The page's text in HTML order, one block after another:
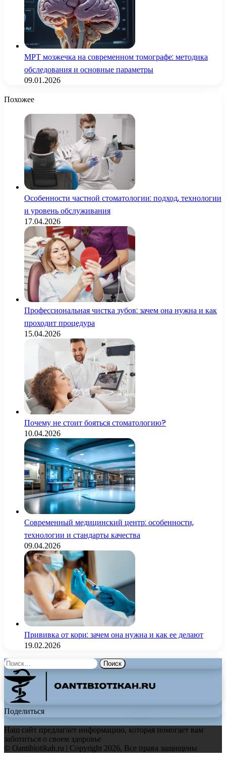
МРТ мозжечка на современном томографе: методика
обследования и основные параметры
09.01.2026
Похожее
Особенности частной стоматологии: подход, технологии
и уровень обслуживания
17.04.2026
Профессиональная чистка зубов: зачем она нужна и как
проходит процедура
15.04.2026
Почему не стоит бояться стоматологию?
10.04.2026
Современный медицинский центр: особенности,
технологии и стандарты качества
09.04.2026
Прививка от кори: зачем она нужна и как ее делают
19.02.2026
Найти:
Поделиться
Наш сайт предлагает информацию, которая помогает вам
заботиться о своем здоровье
© Oantibiotikah.ru | Copyright 2026, Все права защищены